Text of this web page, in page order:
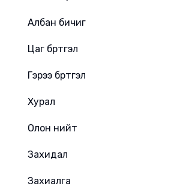
Албан бичиг
Цаг бүртгэл
Гэрээ бүртгэл
Хурал
Олон нийт
Захидал
Захиалга